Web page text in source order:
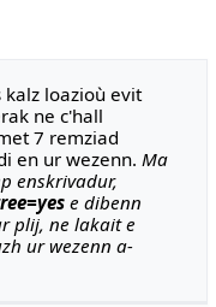
kalz loazioù evit
ne c'hall
7 remziad
en ur wezenn. Ma
enskrivadur,
e dibenn
plij, ne lakait e
ur wezenn a-